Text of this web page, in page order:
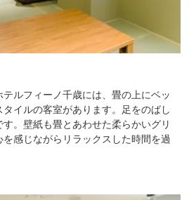
ルフィーノ千歳には、畳の上にベッ
タイルの客室があります。足をのばし
。壁紙も畳とあわせた柔らかいグリ
感じながらリラックスした時間を過